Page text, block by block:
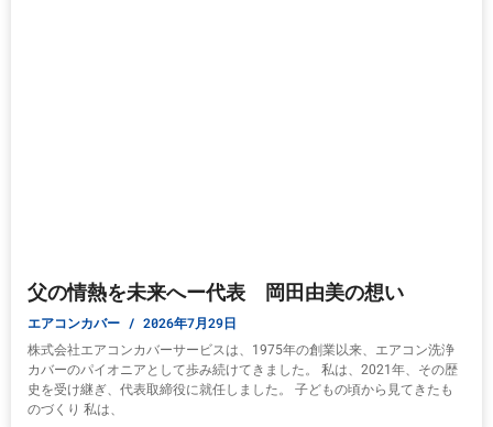
父の情熱を未来へー代表 岡田由美の想い
エアコンカバー 2026年7月29日
株式会社エアコンカバーサービスは、1975年の創業以来、エアコン洗浄
カバーのパイオニアとして歩み続けてきました。 私は、2021年、その歴
史を受け継ぎ、代表取締役に就任しました。 子どもの頃から見てきたも
のづくり 私は、